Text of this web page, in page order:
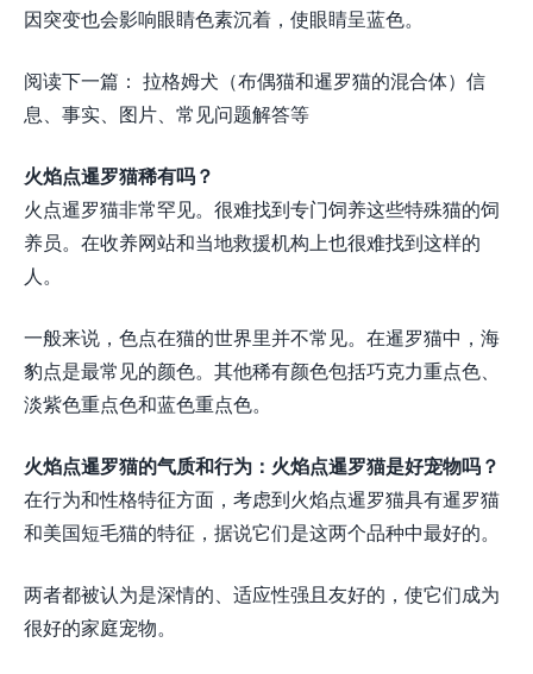
因突变也会影响眼睛色素沉着，使眼睛呈蓝色。
阅读下一篇： 拉格姆犬（布偶猫和暹罗猫的混合体）信
息、事实、图片、常见问题解答等
火焰点暹罗猫稀有吗？
火点暹罗猫非常罕见。很难找到专门饲养这些特殊猫的饲
养员。在收养网站和当地救援机构上也很难找到这样的
人。
一般来说，色点在猫的世界里并不常见。在暹罗猫中，海
豹点是最常见的颜色。其他稀有颜色包括巧克力重点色、
淡紫色重点色和蓝色重点色。
火焰点暹罗猫的气质和行为：火焰点暹罗猫是好宠物吗？
在行为和性格特征方面，考虑到火焰点暹罗猫具有暹罗猫
和美国短毛猫的特征，据说它们是这两个品种中最好的。
两者都被认为是深情的、适应性强且友好的，使它们成为
很好的家庭宠物。